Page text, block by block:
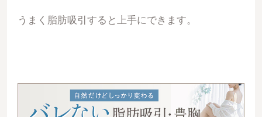
うまく脂肪吸引すると上手にできます。